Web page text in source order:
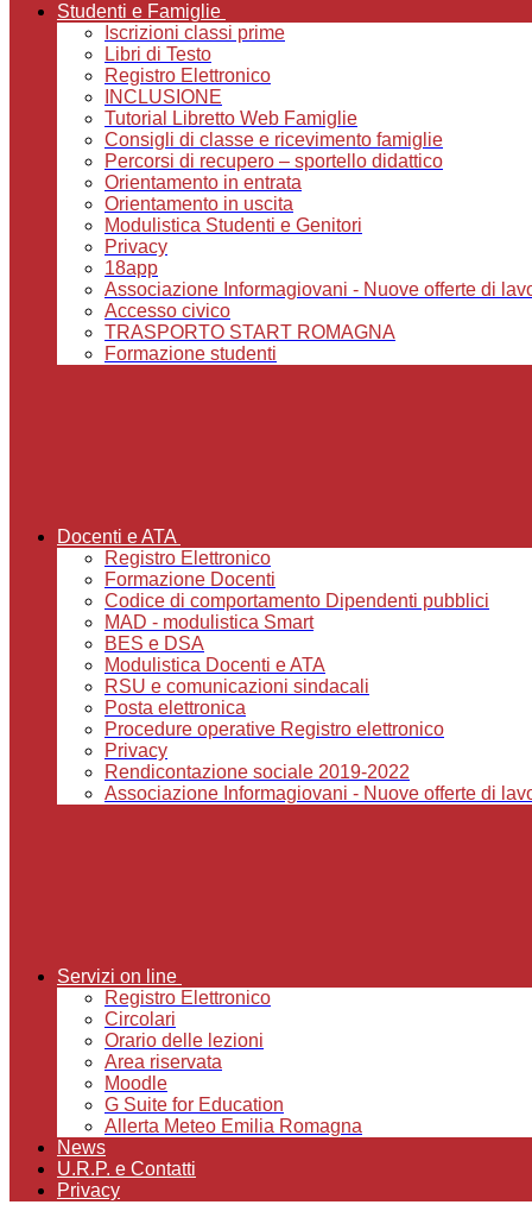
Studenti e Famiglie
Iscrizioni classi prime
Libri di Testo
Registro Elettronico
INCLUSIONE
Tutorial Libretto Web Famiglie
Consigli di classe e ricevimento famiglie
Percorsi di recupero – sportello didattico
Orientamento in entrata
Orientamento in uscita
Modulistica Studenti e Genitori
Privacy
18app
Associazione Informagiovani - Nuove offerte di
Accesso civico
TRASPORTO START ROMAGNA
Formazione studenti
Docenti e ATA
Registro Elettronico
Formazione Docenti
Codice di comportamento Dipendenti pubblici
MAD - modulistica Smart
BES e DSA
Modulistica Docenti e ATA
RSU e comunicazioni sindacali
Posta elettronica
Procedure operative Registro elettronico
Privacy
Rendicontazione sociale 2019-2022
Associazione Informagiovani - Nuove offerte di
Servizi on line
Registro Elettronico
Circolari
Orario delle lezioni
Area riservata
Moodle
G Suite for Education
Allerta Meteo Emilia Romagna
News
U.R.P. e Contatti
Privacy